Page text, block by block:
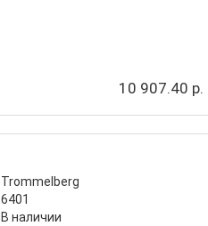
10 907.40 р.
Trommelberg
6401
В наличии